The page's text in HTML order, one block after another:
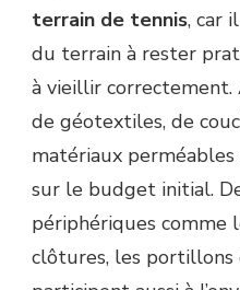
terrain de tennis, car
du terrain à rester
à vieillir correctement.
de géotextiles, de
matériaux perméables
sur le budget initial.
périphériques comme
clôtures, les portillons